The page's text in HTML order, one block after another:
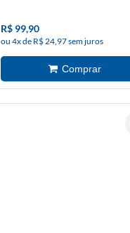
R$ 99,90
ou 4x de R$ 24,97 sem juros